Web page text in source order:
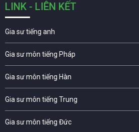
LINK - LIÊN KẾT
Gia sư tiếng anh
Gia sư môn tiếng Pháp
Gia sư môn tiếng Hàn
Gia sư môn tiếng Trung
Gia sư môn tiếng Đức